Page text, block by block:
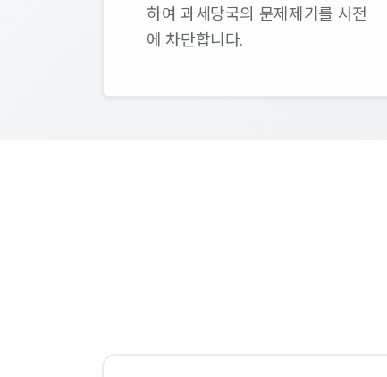
하여 과세당국의 문제제기를 사전
에 차단합니다.